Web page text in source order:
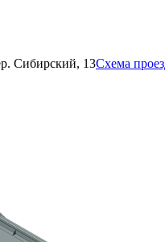
Сибирский, 13Схема